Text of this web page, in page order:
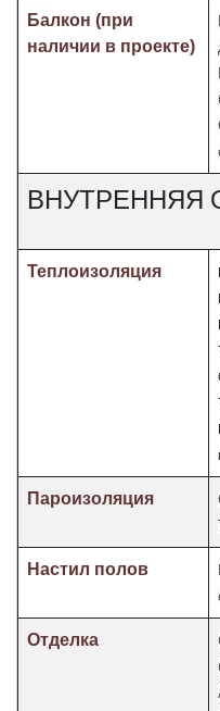
Балкон (при
наличии в проекте)
ВНУТРЕННЯЯ
Теплоизоляция
Пароизоляция
Настил полов
Отделка